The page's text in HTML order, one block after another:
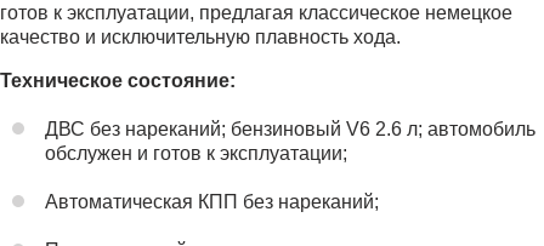
готов к эксплуатации, предлагая классическое немецкое
качество и исключительную плавность хода.
Техническое состояние:
ДВС без нареканий; бензиновый V6 2.6 л; автомобиль
обслужен и готов к эксплуатации;
Автоматическая КПП без нареканий;